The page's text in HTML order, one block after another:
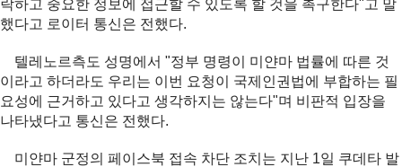
락하고 중요한 정보에 접근할 수 있도록 할 것을 촉구한다"고 말
했다고 로이터 통신은 전했다.
텔레노르측도 성명에서 "정부 명령이 미얀마 법률에 따른 것
이라고 하더라도 우리는 이번 요청이 국제인권법에 부합하는 필
요성에 근거하고 있다고 생각하지는 않는다"며 비판적 입장을
나타냈다고 통신은 전했다.
미얀마 군정의 페이스북 접속 차단 조치는 지난 1일 쿠데타 발